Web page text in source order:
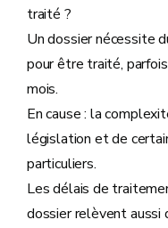
traité ?
Un dossier nécessite
pour être traité,
mois.
En cause : la
législation et de
particuliers.
Les délais de
dossier relèvent aussi